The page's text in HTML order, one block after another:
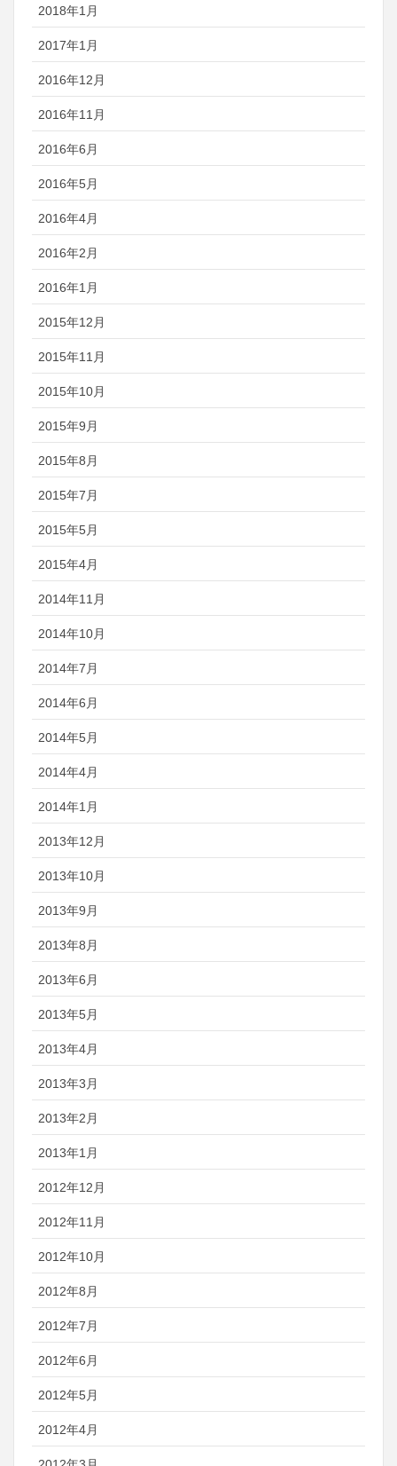
2018年1月
2017年1月
2016年12月
2016年11月
2016年6月
2016年5月
2016年4月
2016年2月
2016年1月
2015年12月
2015年11月
2015年10月
2015年9月
2015年8月
2015年7月
2015年5月
2015年4月
2014年11月
2014年10月
2014年7月
2014年6月
2014年5月
2014年4月
2014年1月
2013年12月
2013年10月
2013年9月
2013年8月
2013年6月
2013年5月
2013年4月
2013年3月
2013年2月
2013年1月
2012年12月
2012年11月
2012年10月
2012年8月
2012年7月
2012年6月
2012年5月
2012年4月